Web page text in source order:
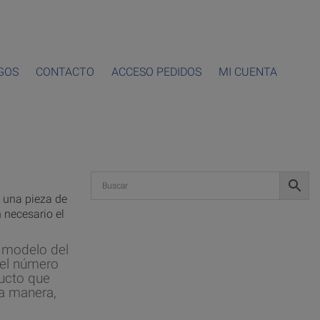
CONTACTO ACCESO PEDIDOS MI CUENTA
pieza de
el
del
número
que
manera,